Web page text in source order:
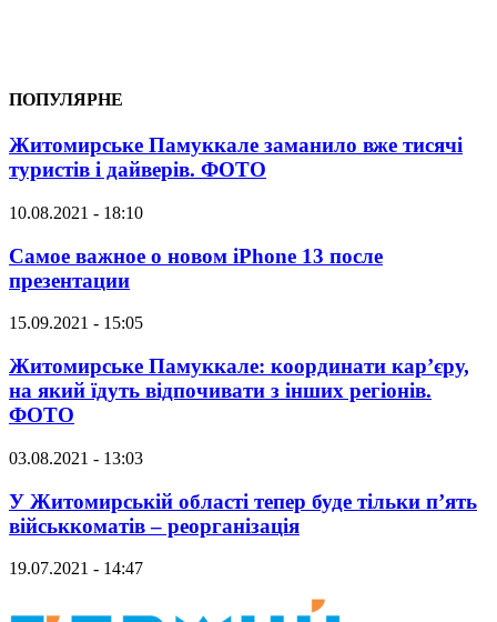
ПОПУЛЯРНЕ
Житомирське Памуккале заманило вже тисячі
туристів і дайверів. ФОТО
10.08.2021 - 18:10
Самое важное о новом iPhone 13 после
презентации
15.09.2021 - 15:05
Житомирське Памуккале: координати кар’єру,
на який їдуть відпочивати з інших регіонів.
ФОТО
03.08.2021 - 13:03
У Житомирській області тепер буде тільки п’ять
військкоматів – реорганізація
19.07.2021 - 14:47